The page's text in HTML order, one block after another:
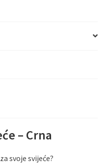
– Crna
svoje svijeće?